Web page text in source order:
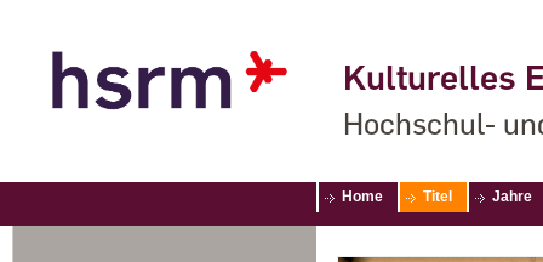
Kulturelles
Hochschul-
Home Titel Jahre